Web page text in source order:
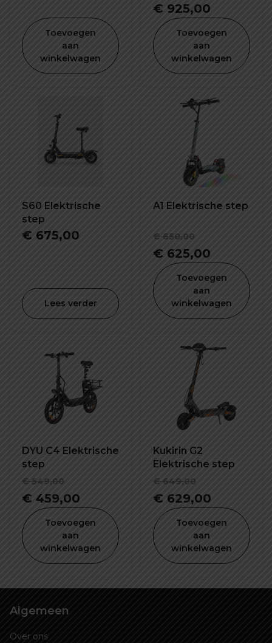
Toevoegen
aan
winkelwagen
prijs
€ 1.125,00.
€ 925,00
prijs
€ 925,00.
Toevoegen
aan
winkelwagen
S60 Elektrische
step
€ 675,00
Lees verder
A1 Elektrische step
€650,00
prijs
€ 650,00.
€ 625,00
prijs
€ 625,00.
Toevoegen
aan
winkelwagen
DYU C4 Elektrische
step
€549,00
Oorspronkelijke
prijs
€ 549,00.
€ 459,00
prijs
€ 459,00.
Toevoegen
aan
winkelwagen
Kukirin G2
Elektrische step
€649,00
prijs
€ 649,00.
€ 629,00
prijs
€ 629,00.
Toevoegen
aan
winkelwagen
Algemeen
Over ons